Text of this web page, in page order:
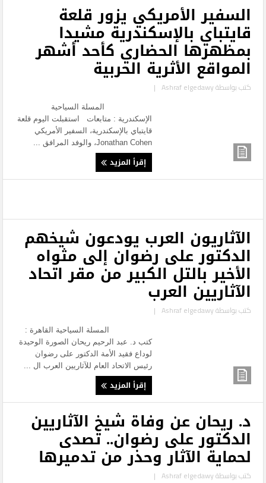
السفير الأمريكي يزور قلعة
قايتباي بالإسكندرية مشيدا
بمظهرها الحضاري كأحد أشهر
المواقع الأثرية الحربية
كتب بواسطةAshraf elgedawy
|
المسلة السياحية
الإسكندرية : متابعات استقبلت اليوم قلعة
قايتباي بالإسكندرية، السفير الأمريكي
Jonathan Cohen، والوفد المرافق ...
إقرأ المزيد
الآثاريون العرب يودعون شيخهم
الدكتور على رضوان إلى مثواه
الأخير بالتل الكبير من مقر اتحاد
الآثاريين العرب
كتب بواسطةAshraf elgedawy
|
المسلة السياحية القاهرة :
كتب د. عبد الرحيم ريحان الصورة الوحيدة
لوداع فقيد الأمة الدكتور على رضوان
رئيس الاتحاد العام للآثاريين العرب ال ...
إقرأ المزيد
د. ريحان عن وفاة شيخ الآثاريين
الدكتور على رضوان.. تصدى
لحماية الآثار وحذر من تدميرها
كتب بواسطةAshraf elgedawy
|